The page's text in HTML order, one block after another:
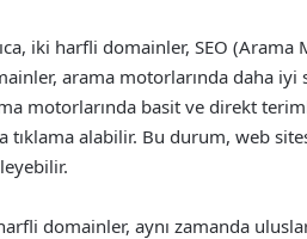
iki harfli domainler, SEO (Arama
arama motorlarında daha iyi
motorlarında basit ve direkt
tıklama alabilir. Bu durum, web
domainler, aynı zamanda